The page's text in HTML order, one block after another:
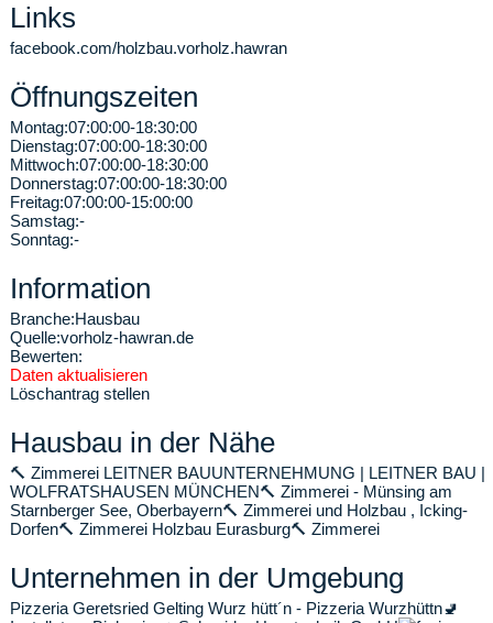
Links
facebook.com/holzbau.vorholz.hawran
Öffnungszeiten
Montag:07:00:00-18:30:00
Dienstag:07:00:00-18:30:00
Mittwoch:07:00:00-18:30:00
Donnerstag:07:00:00-18:30:00
Freitag:07:00:00-15:00:00
Samstag:-
Sonntag:-
Information
Branche:Hausbau
Quelle:vorholz-hawran.de
Bewerten:
Daten aktualisieren
Löschantrag stellen
Hausbau in der Nähe
🔨 Zimmerei LEITNER BAUUNTERNEHMUNG | LEITNER BAU |
WOLFRATSHAUSEN MÜNCHEN🔨 Zimmerei - Münsing am
Starnberger See, Oberbayern🔨 Zimmerei und Holzbau , Icking-
Dorfen🔨 Zimmerei Holzbau Eurasburg🔨 Zimmerei
Unternehmen in der Umgebung
Pizzeria Geretsried Gelting Wurz hütt´n - Pizzeria Wurzhüttn🚽